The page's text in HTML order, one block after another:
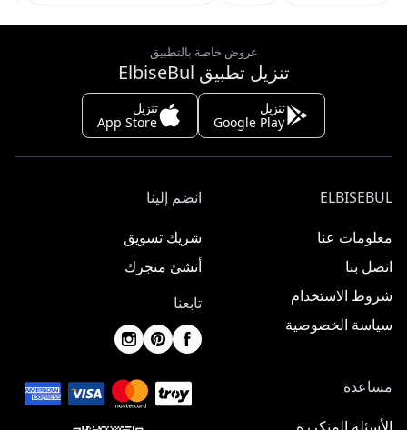
عروض خاصة بالتطبيق
تنزيل تطبيق ElbiseBul
تنزيل
Google Play
تنزيل
App Store
ELBISEBUL
معلومات عنا
اتصل بنا
شروط الاستخدام
سياسة الخصوصية
انضم إلينا
شريك تسويق
أنشئ متجرك
تابعنا
مساعدة